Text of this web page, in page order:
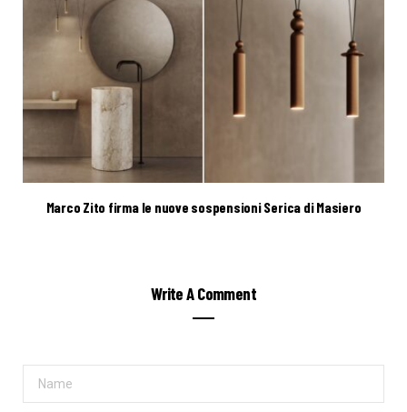
Marco Zito firma le nuove sospensioni Serica di Masiero
Write A Comment